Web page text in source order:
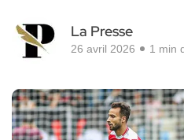
La Presse
26 avril 2026 1 min